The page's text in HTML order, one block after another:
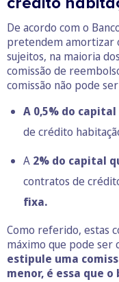
De acordo com o
pretendem amortizar
sujeitos, na maioria
comissão de
comissão não pode
A 0,5% do
de crédito
A 2% do capital
contratos de
fixa.
Como referido, estas
máximo que pode ser
estipule uma
menor, é essa que